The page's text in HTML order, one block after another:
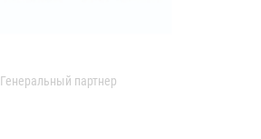
Генеральный партнер